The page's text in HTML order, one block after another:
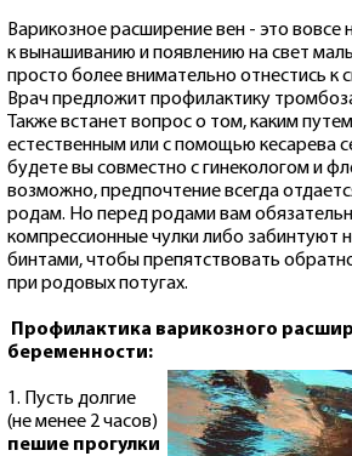
Варикозное расширение вен - это вовсе
к вынашиванию и появлению на свет
просто более внимательно отнестись к
Врач предложит профилактику
Также встанет вопрос о том, каким
естественным или с помощью кесарева
будете вы совместно с гинекологом и
возможно, предпочтение всегда
родам. Но перед родами вам
компрессионные чулки либо забинтуют
бинтами, чтобы препятствовать
при родовых потугах.
Профилактика варикозного
беременности:
1. Пусть долгие
(не менее 2 часов)
пешие прогулки